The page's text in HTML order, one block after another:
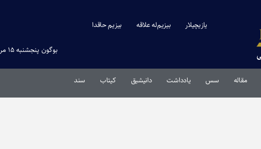
یازیچیلار بیزیم‌له علاقه بیزیم حاقدا
بوگون پنجشنبه ۱۵ مرداد ۱۴۰۵
مقاله‌ سس یادداشت دانیشیق کیتاب سند